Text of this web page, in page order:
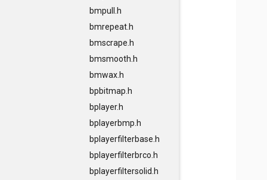
bmpull.h
bmrepeat.h
bmscrape.h
bmsmooth.h
bmwax.h
bpbitmap.h
bplayer.h
bplayerbmp.h
bplayerfilterbase.h
bplayerfilterbrco.h
bplayerfiltersolid.h